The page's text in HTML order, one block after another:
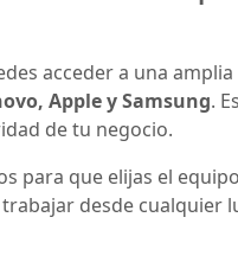
acceder a una
Apple y Samsung.
de tu negocio.
para que elijas el
desde cualquier